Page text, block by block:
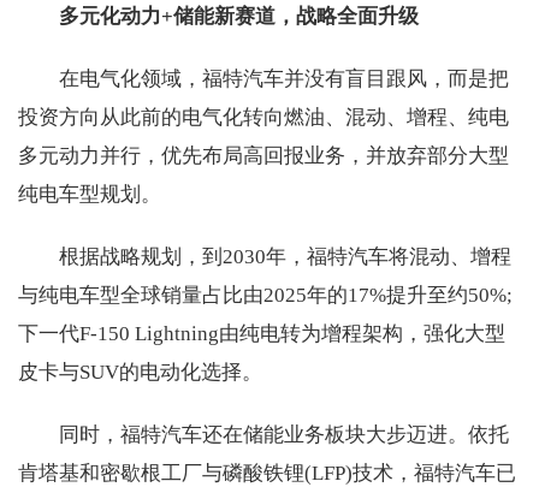
多元化动力+储能新赛道 ， 战略全面升级
在电气化领域，福特汽车并没有盲目跟风，而是把
投资方向从此前的电气化转向燃油、混动、增程、纯电
多元动力并行，优先布局高回报业务，并放弃部分大型
纯电车型规划。
根据战略规划，到2030年，福特汽车将混动、增程
与纯电车型全球销量占比由2025年的17%提升至约50%;
下一代F-150 Lightning由纯电转为增程架构，强化大型
皮卡与SUV的电动化选择。
同时，福特汽车还在储能业务板块大步迈进。依托
肯塔基和密歇根工厂与磷酸铁锂(LFP)技术，福特汽车已